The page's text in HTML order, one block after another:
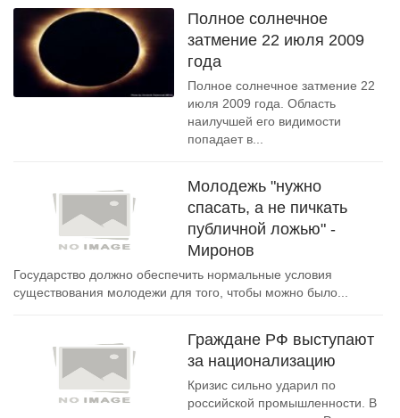
Полное солнечное
затмение 22 июля 2009
года
Полное солнечное затмение 22
июля 2009 года. Область
наилучшей его видимости
попадает в...
Молодежь "нужно
спасать, а не пичкать
публичной ложью" -
Миронов
Государство должно обеспечить нормальные условия
существования молодежи для того, чтобы можно было...
Граждане РФ выступают
за национализацию
Кризис сильно ударил по
российской промышленности. В